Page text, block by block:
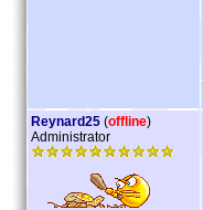
Reynard25 (offline)
Administrator